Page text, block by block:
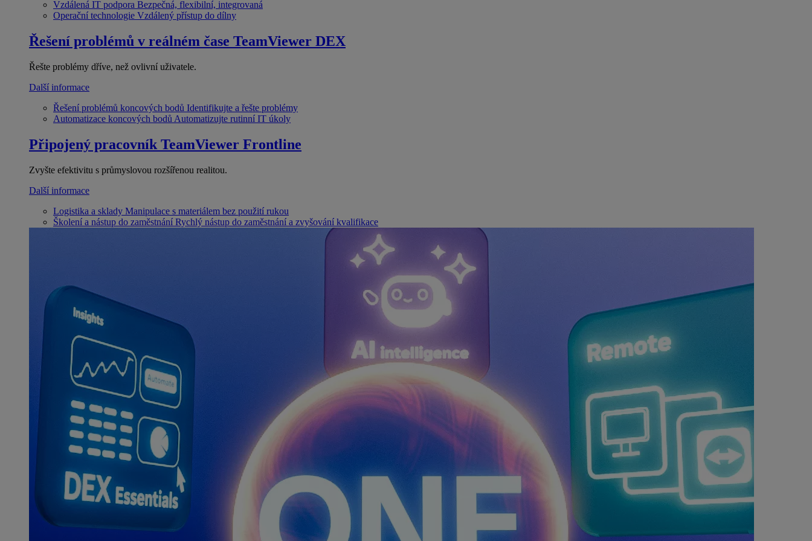
Vzdálená IT podpora Bezpečná, flexibilní, integrovaná
Operační technologie Vzdálený přístup do dílny
Řešení problémů v reálném čase TeamViewer DEX
Řešte problémy dříve, než ovlivní uživatele.
Další informace
Řešení problémů koncových bodů Identifikujte a řešte problémy
Automatizace koncových bodů Automatizujte rutinní IT úkoly
Připojený pracovník TeamViewer Frontline
Zvyšte efektivitu s průmyslovou rozšířenou realitou.
Další informace
Logistika a sklady Manipulace s materiálem bez použití rukou
Školení a nástup do zaměstnání Rychlý nástup do zaměstnání a zvyšování kvalifikace